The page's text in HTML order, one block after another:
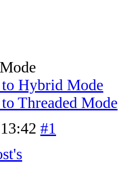
Hybrid Mode
Threaded Mode
13:42 #1